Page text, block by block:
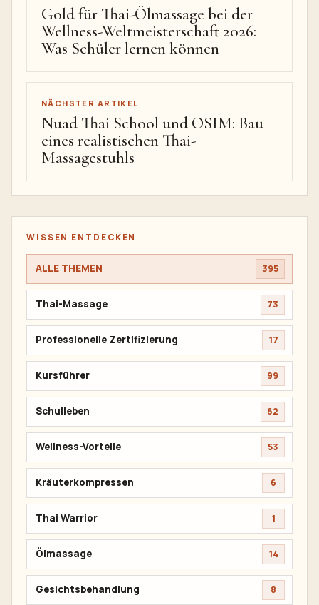
Gold für Thai-Ölmassage bei der
Wellness-Weltmeisterschaft 2026:
Was Schüler lernen können
NÄCHSTER ARTIKEL
Nuad Thai School und OSIM: Bau
eines realistischen Thai-
Massagestuhls
WISSEN ENTDECKEN
ALLE THEMEN 395
Thai-Massage 73
Professionelle Zertifizierung 17
Kursführer 99
Schulleben 62
Wellness-Vorteile 53
Kräuterkompressen 6
Thai Warrior 1
Ölmassage 14
Gesichtsbehandlung 8